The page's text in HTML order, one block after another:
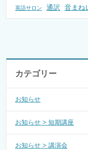
英語サロン 通訳 音まね
カテゴリー
お知らせ
お知らせ > 短期講座
お知らせ > 講演会